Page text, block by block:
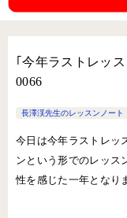
｢今年ラストレッ
0066
長澤渓先生のレッスンノート
今日は今年ラストレッ
ンという形でのレッス
性を感じた一年となり